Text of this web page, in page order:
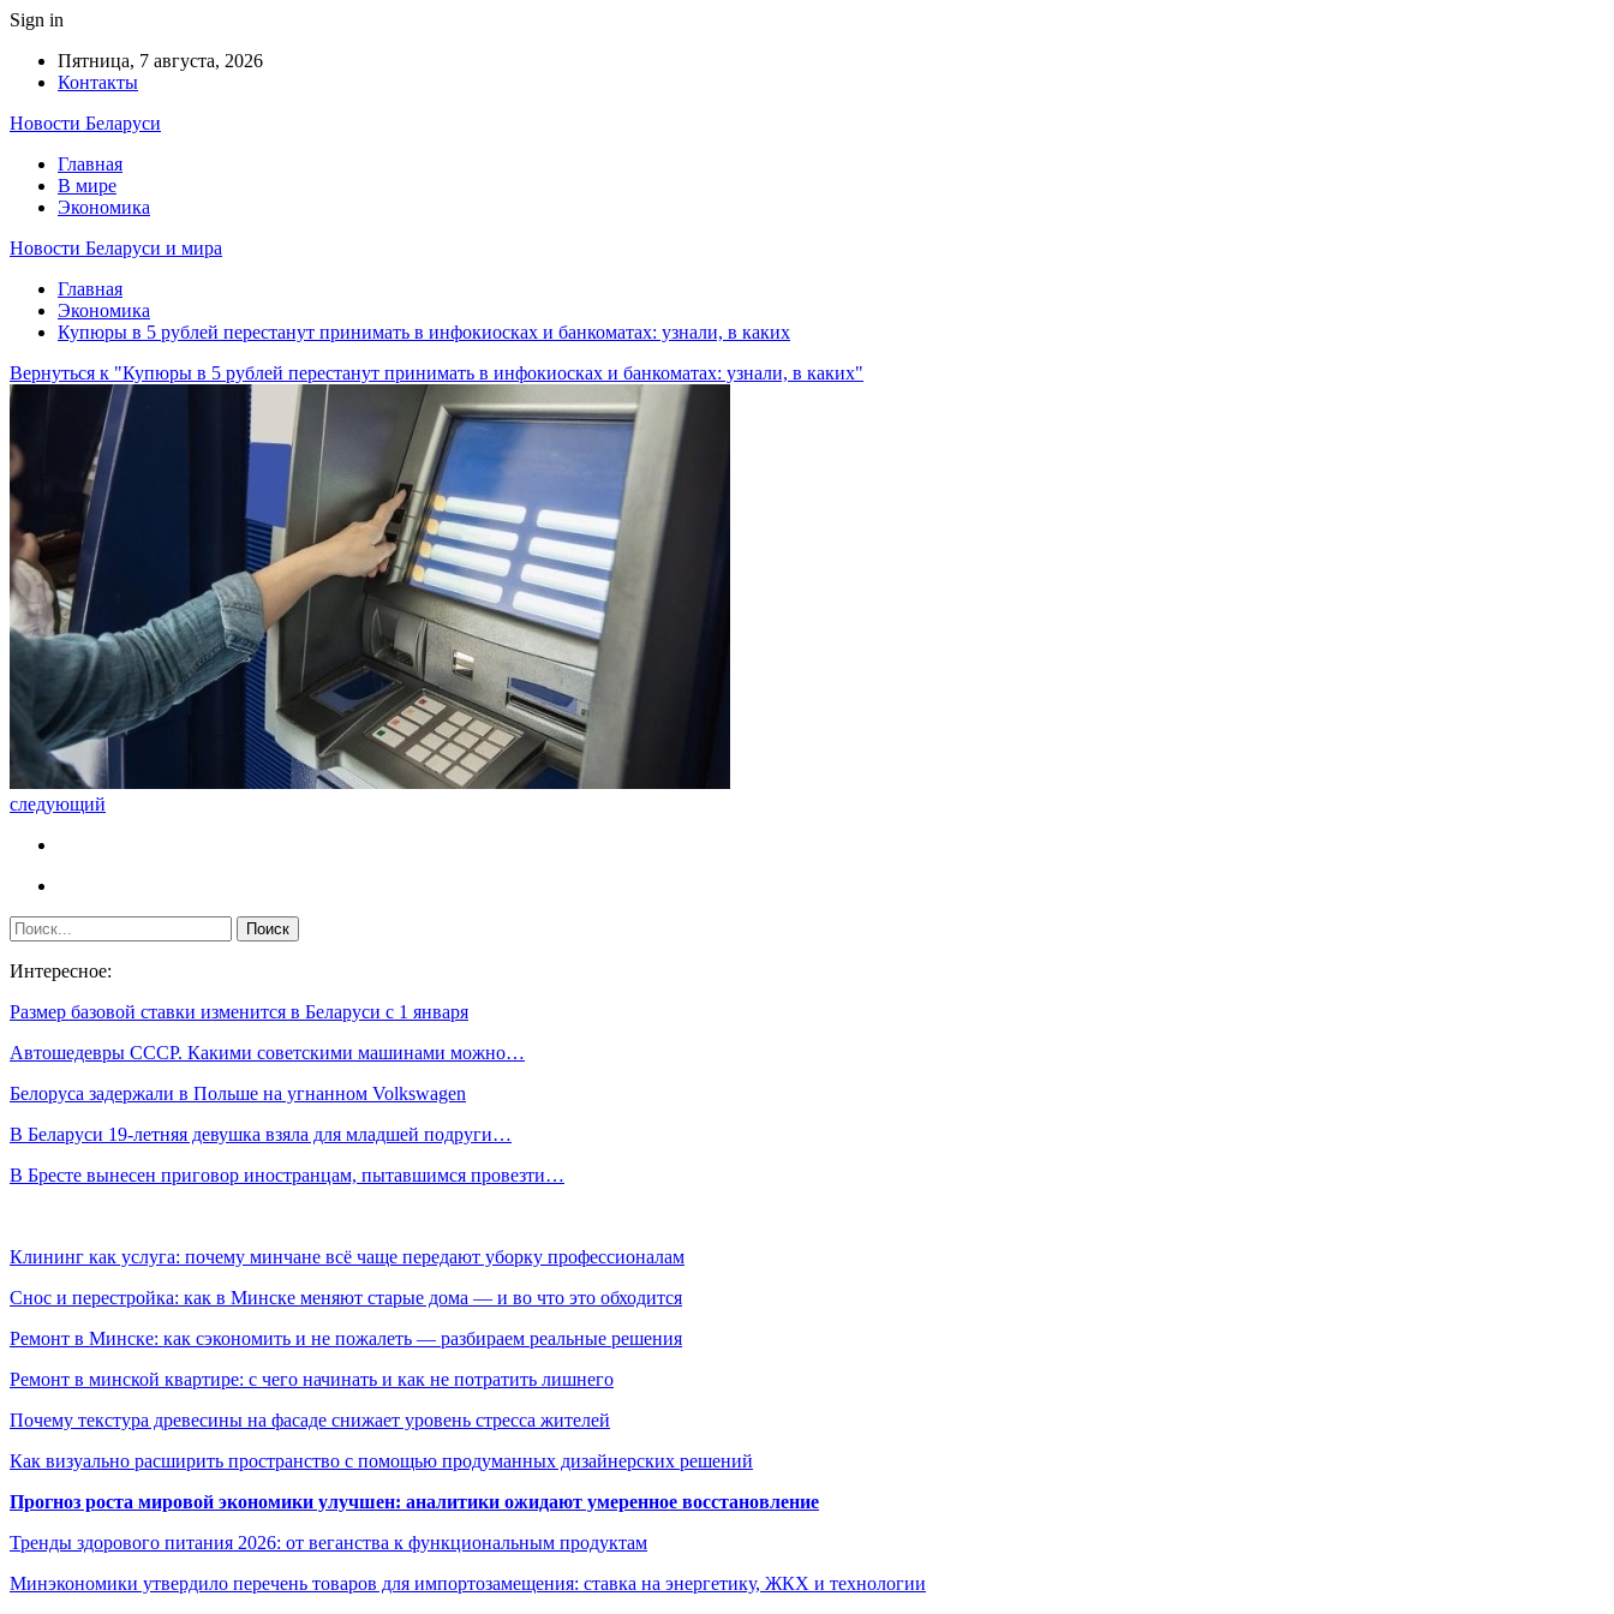
Sign in
Пятница, 7 августа, 2026
Контакты
Новости Беларуси
Главная
В мире
Экономика
Новости Беларуси и мира
Главная
Экономика
Купюры в 5 рублей перестанут принимать в инфокиосках и банкоматах: узнали, в каких
Вернуться к "Купюры в 5 рублей перестанут принимать в инфокиосках и банкоматах: узнали, в каких"
следующий
Интересное:
Размер базовой ставки изменится в Беларуси с 1 января
Автошедевры СССР. Какими советскими машинами можно…
Белоруса задержали в Польше на угнанном Volkswagen
В Беларуси 19-летняя девушка взяла для младшей подруги…
В Бресте вынесен приговор иностранцам, пытавшимся провезти…
Клининг как услуга: почему минчане всё чаще передают уборку профессионалам
Снос и перестройка: как в Минске меняют старые дома — и во что это обходится
Ремонт в Минске: как сэкономить и не пожалеть — разбираем реальные решения
Ремонт в минской квартире: с чего начинать и как не потратить лишнего
Почему текстура древесины на фасаде снижает уровень стресса жителей
Как визуально расширить пространство с помощью продуманных дизайнерских решений
Прогноз роста мировой экономики улучшен: аналитики ожидают умеренное восстановление
Тренды здорового питания 2026: от веганства к функциональным продуктам
Минэкономики утвердило перечень товаров для импортозамещения: ставка на энергетику, ЖКХ и технологии